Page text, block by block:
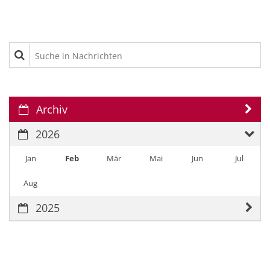
Suche in Nachrichten
Archiv
2026
Jan Feb Mär Mai Jun Jul
Aug
2025